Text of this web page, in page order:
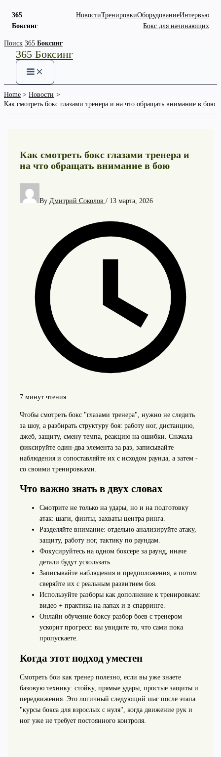
365
Боксинг
НовостиТренировкиОборудованиеИнтервью
Бокс для начинающих
Skip
content
Поиск 365 Боксинг
365 Боксинг
Home
Новости
Как смотреть бокс глазами тренера и на что обращать внимание в бою
Как смотреть бокс глазами тренера и
на что обращать внимание в бою
By Дмитрий Соколов / 13 марта, 2026
7 минут чтения
Чтобы смотреть бокс "глазами тренера", нужно не следить
за шоу, а разбирать структуру боя: работу ног, дистанцию,
джеб, защиту, смену темпа, реакцию на ошибки. Сначала
фиксируйте один‑два элемента за раз, записывайте
наблюдения и сопоставляйте их с исходом раунда, а затем -
со своими тренировками.
Что важно знать в двух словах
Смотрите не только на удары, но и на подготовку
атак: шаги, финты, захваты центра ринга.
Разделяйте внимание: отдельно анализируйте атаку,
защиту, работу ног, тактику по раундам.
Фокусируйтесь на одном боксере за раунд, иначе
детали будут ускользать.
Записывайте наблюдения и предположения, а потом
сверяйте их с реальным развитием боя.
Используйте разборы как дополнение к тренировкам:
видео + практика на лапах и в спарринге.
Онлайн обучение боксу разбор боев с тренером
ускорит прогресс: вы увидите то, что сами пока
пропускаете.
Когда этот подход уместен
Смотреть бои как тренер полезно, если вы уже знаете
базовую технику: стойку, прямые удары, простые защиты и
передвижения. Это логичный следующий шаг после этапа
"курсы бокса для взрослых с нуля", когда движение рук и
ног уже не требует постоянного контроля.